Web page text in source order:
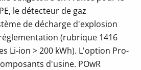
le détecteur de gaz
de décharge d'explosion
(rubrique 1416
Li-ion > 200 kWh). L'option Pro-
d'usine. POwR